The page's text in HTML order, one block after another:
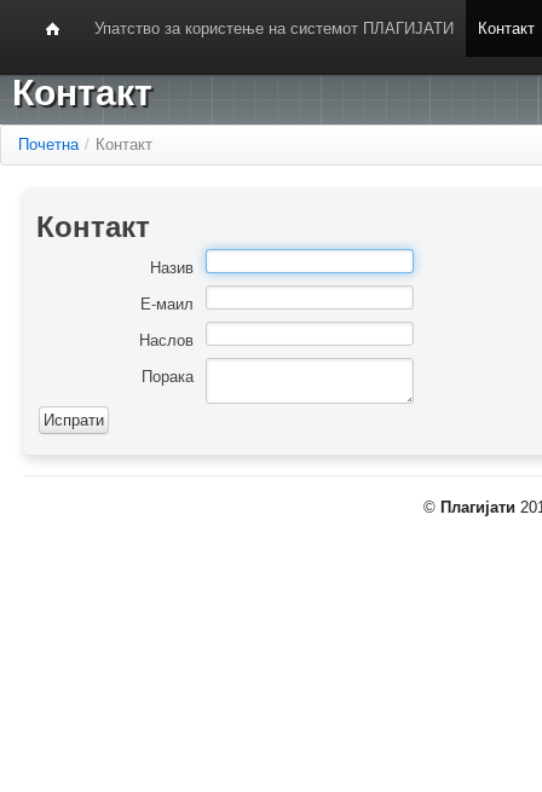
Упатство за користење на системот ПЛАГИЈАТИ Контакт
Контакт
Почетна / Контакт
Контакт
Назив
Е-маил
Наслов
Порака
© Плагијати